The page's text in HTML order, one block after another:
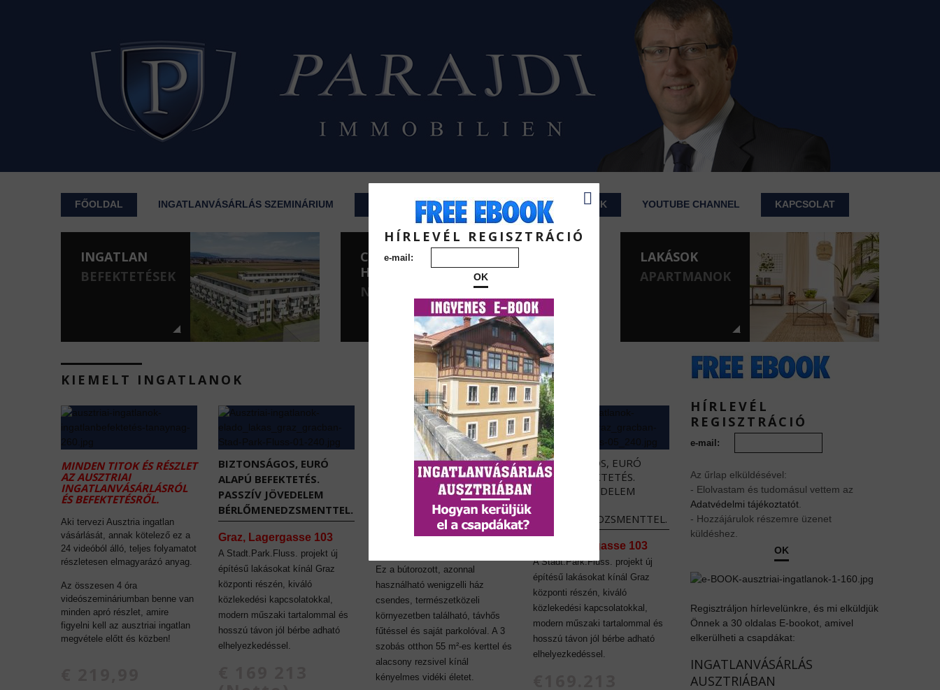
HÍRLEVÉL REGISZTRÁCIÓ
e-mail:
OK
FŐOLDAL INGATLANVÁSÁRLÁS SZEMINÁRIUM INGATLANOK HÍRLEVELEK RÓLUNK YOUTUBE CHANNEL KAPCSOLAT
INGATLAN
BEFEKTETÉSEK
CSALÁDI
HÁZAK
NYARALÓK
LAKÁSOK
APARTMANOK
KIEMELT INGATLANOK
BIZTONSÁGOS, EURÓ
ALAPÚ BEFEKTETÉS.
PASSZÍV JÖVEDELEM
BÉRLŐMENEDZSMENTTEL.
Graz, Lagergasse 103
A Stadt.Park.Fluss. projekt új
építésű lakásokat kínál Graz
központi részén, kiváló
közlekedési kapcsolatokkal,
modern műszaki tartalommal és
hosszú távon jól bérbe adható
elhelyezkedéssel.
MINDEN TITOK ÉS RÉSZLET
AZ AUSZTRIAI
INGATLANVÁSÁRLÁSRÓL
ÉS BEFEKTETÉSRŐL.
Aki tervezi Ausztria ingatlan
vásárlását, annak kötelező ez a
24 videóból álló, teljes folyamatot
részletesen elmagyarázó anyag.
Az összesen 4 óra
videószemináriumban benne van
minden apró részlet, amire
figyelni kell az ausztriai ingatlan
megvétele előtt és közben!
AUSZTRIAI INGATLANOK:
BÁJOS HÁZ WENIGZELL
CSENDES RÉSZÉN
8254 Wenigzell, Hartberg-
Ez a bútorozott, azonnal
használható wenigzelli ház
csendes, természetközeli
környezetben található, távhős
fűtéssel és saját parkolóval. A 3
szobás otthon 55 m²-es kerttel és
alacsony rezsivel kínál
kényelmes vidéki életet.
BIZTONSÁGOS, EURÓ
ALAPÚ BEFEKTETÉS.
PASSZÍV JÖVEDELEM
BÉRLŐMENEDZSMENTTEL.
Graz, Lagergasse 103
A Stadt.Park.Fluss. projekt új
építésű lakásokat kínál Graz
központi részén, kiváló
közlekedési kapcsolatokkal,
modern műszaki tartalommal és
hosszú távon jól bérbe adható
elhelyezkedéssel.
HÍRLEVÉL
REGISZTRÁCIÓ
e-mail:
Az űrlap elküldésével:
- Elolvastam és tudomásul vettem az
Adatvédelmi tájékoztatót
- Hozzájárulok részemre üzenet
küldéshez.
OK
Regisztráljon hírlevelünkre, és mi elküldjük
Önnek a 30 oldalas E-bookot, amivel
elkerülheti a csapdákat:
INGATLANVÁSÁRLÁS
AUSZTRIÁBAN